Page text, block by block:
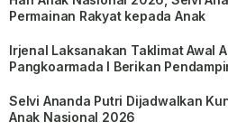
Permainan Rakyat kepada Anak
Irjenal Laksanakan Taklimat Awal
Pangkoarmada I Berikan
Selvi Ananda Putri Dijadwalkan
Anak Nasional 2026